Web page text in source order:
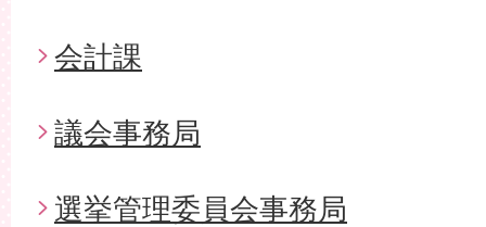
会計課
議会事務局
選挙管理委員会事務局